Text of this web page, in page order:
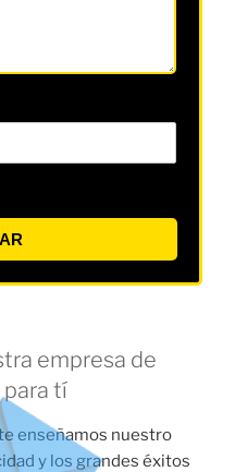
empresa de
tí
enseñamos nuestro
y los grandes éxitos